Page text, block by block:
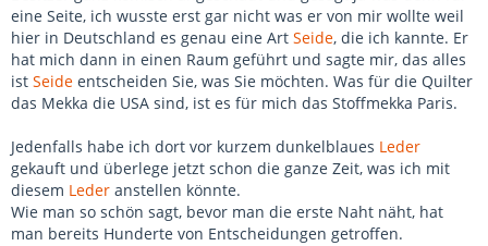
eine Seite, ich wusste erst gar nicht was er von mir wollte weil
hier in Deutschland es genau eine Art Seide, die ich kannte. Er
hat mich dann in einen Raum geführt und sagte mir, das alles
ist Seide entscheiden Sie, was Sie möchten. Was für die Quilter
das Mekka die USA sind, ist es für mich das Stoffmekka Paris.
Jedenfalls habe ich dort vor kurzem dunkelblaues Leder
gekauft und überlege jetzt schon die ganze Zeit, was ich mit
diesem Leder anstellen könnte.
Wie man so schön sagt, bevor man die erste Naht näht, hat
man bereits Hunderte von Entscheidungen getroffen.